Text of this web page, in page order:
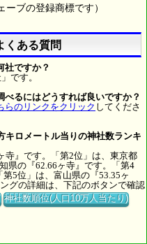
ーブの登録商標です）
くある質問
社ですか？
です。
べるにはどうすれば良いですか？
らのリンクをクリック してくださ
キロメートル当りの神社数ランキ
寺』です。「第2位」は、東京都
県の『62.66ヶ寺』です。「第4
5位」は、富山県の『53.35ヶ
グの詳細は、下記のボタンで確認
神社数順位(人口10万人当たり)